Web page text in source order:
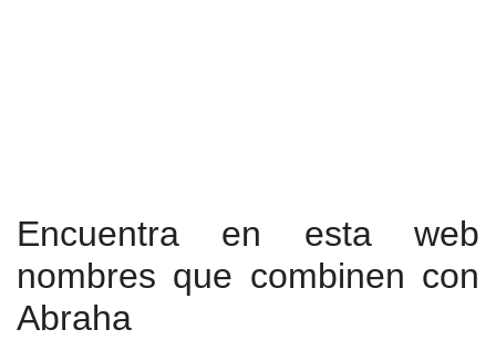
Encuentra en esta web
nombres que combinen con
Abraha